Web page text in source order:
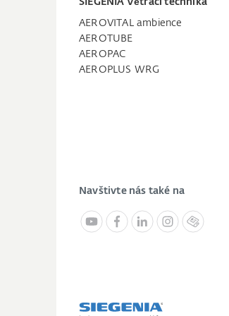
SIEGENIA Větrací technika
AEROVITAL ambience
AEROTUBE
AEROPAC
AEROPLUS WRG
Navštivte nás také na